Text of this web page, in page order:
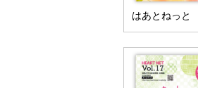
はあとねっ